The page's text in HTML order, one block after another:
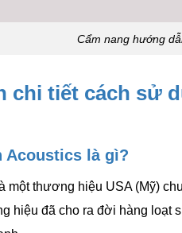
Cẩm nang hướng
chi tiết cách sử
Acoustics là gì?
một thương hiệu USA (Mỹ)
hiệu đã cho ra đời hàng loạt